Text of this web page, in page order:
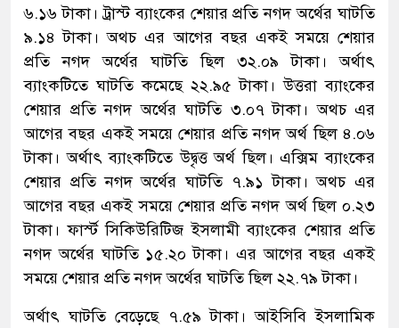
৬.১৬ টাকা। ট্রাস্ট ব্যাংকের শেয়ার প্রতি নগদ অর্থের ঘাটতি
৯.১৪ টাকা। অথচ এর আগের বছর একই সময়ে শেয়ার
প্রতি নগদ অর্থের ঘাটতি ছিল ৩২.০৯ টাকা। অর্থাৎ
ব্যাংকটিতে ঘাটতি কমেছে ২২.৯৫ টাকা। উত্তরা ব্যাংকের
শেয়ার প্রতি নগদ অর্থের ঘাটতি ৩.০৭ টাকা। অথচ এর
আগের বছর একই সময়ে শেয়ার প্রতি নগদ অর্থ ছিল ৪.০৬
টাকা। অর্থাৎ ব্যাংকটিতে উদ্বৃত্ত অর্থ ছিল। এক্সিম ব্যাংকের
শেয়ার প্রতি নগদ অর্থের ঘাটতি ৭.৯১ টাকা। অথচ এর
আগের বছর একই সময়ে শেয়ার প্রতি নগদ অর্থ ছিল ০.২৩
টাকা। ফার্স্ট সিকিউরিটিজ ইসলামী ব্যাংকের শেয়ার প্রতি
নগদ অর্থের ঘাটতি ১৫.২০ টাকা। এর আগের বছর একই
সময়ে শেয়ার প্রতি নগদ অর্থের ঘাটতি ছিল ২২.৭৯ টাকা।
অর্থাৎ ঘাটতি বেড়েছে ৭.৫৯ টাকা। আইসিবি ইসলামিক